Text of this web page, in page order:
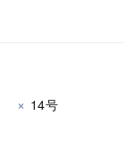
× 14号